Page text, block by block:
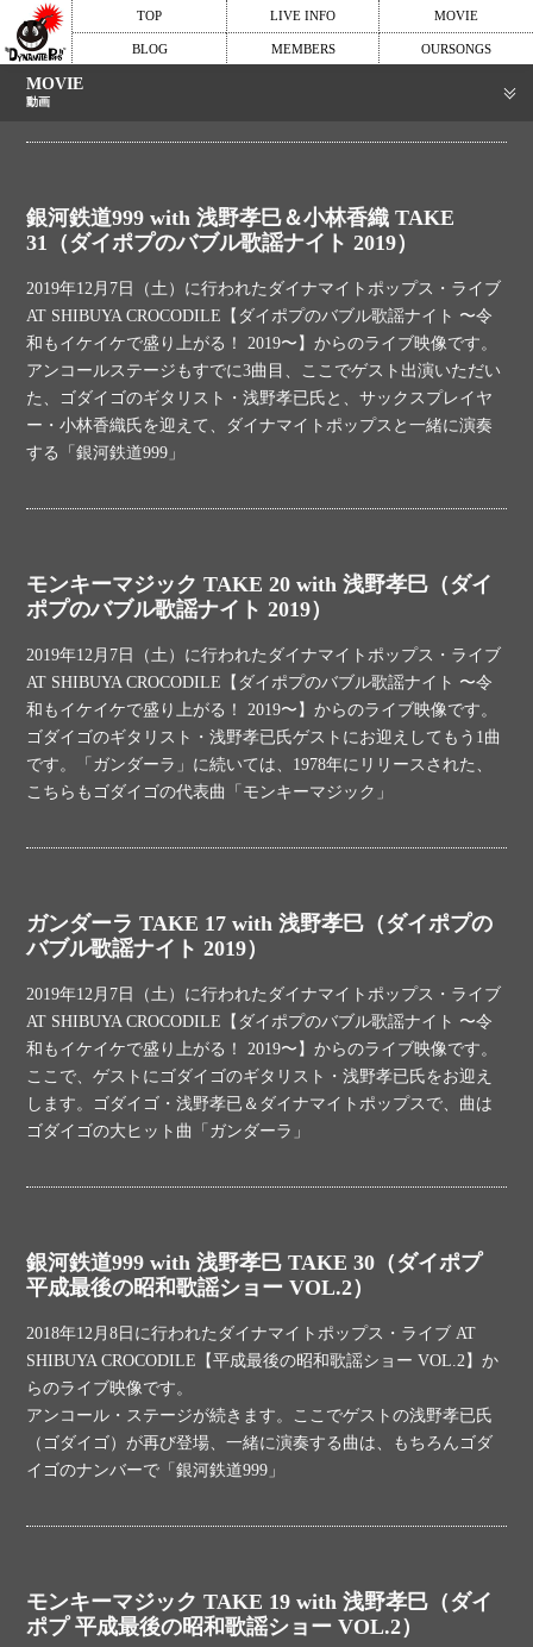
TOP LIVE INFO MOVIE
BLOG MEMBERS OURSONGS
MOVIE
動画
銀河鉄道999 with 浅野孝巳＆小林香織 TAKE
31（ダイポプのバブル歌謡ナイト 2019）
2019年12月7日（土）に行われたダイナマイトポップス・ライブ
AT SHIBUYA CROCODILE【ダイポプのバブル歌謡ナイト 〜令
和もイケイケで盛り上がる！ 2019〜】からのライブ映像です。
アンコールステージもすでに3曲目、ここでゲスト出演いただい
た、ゴダイゴのギタリスト・浅野孝已氏と、サックスプレイヤ
ー・小林香織氏を迎えて、ダイナマイトポップスと一緒に演奏
する「銀河鉄道999」
モンキーマジック TAKE 20 with 浅野孝巳（ダイ
ポプのバブル歌謡ナイト 2019）
2019年12月7日（土）に行われたダイナマイトポップス・ライブ
AT SHIBUYA CROCODILE【ダイポプのバブル歌謡ナイト 〜令
和もイケイケで盛り上がる！ 2019〜】からのライブ映像です。
ゴダイゴのギタリスト・浅野孝已氏ゲストにお迎えしてもう1曲
です。「ガンダーラ」に続いては、1978年にリリースされた、
こちらもゴダイゴの代表曲「モンキーマジック」
ガンダーラ TAKE 17 with 浅野孝巳（ダイポプの
バブル歌謡ナイト 2019）
2019年12月7日（土）に行われたダイナマイトポップス・ライブ
AT SHIBUYA CROCODILE【ダイポプのバブル歌謡ナイト 〜令
和もイケイケで盛り上がる！ 2019〜】からのライブ映像です。
ここで、ゲストにゴダイゴのギタリスト・浅野孝已氏をお迎え
します。ゴダイゴ・浅野孝已＆ダイナマイトポップスで、曲は
ゴダイゴの大ヒット曲「ガンダーラ」
銀河鉄道999 with 浅野孝巳 TAKE 30（ダイポプ
平成最後の昭和歌謡ショー VOL.2）
2018年12月8日に行われたダイナマイトポップス・ライブ AT
SHIBUYA CROCODILE【平成最後の昭和歌謡ショー VOL.2】か
らのライブ映像です。
アンコール・ステージが続きます。ここでゲストの浅野孝已氏
（ゴダイゴ）が再び登場、一緒に演奏する曲は、もちろんゴダ
イゴのナンバーで「銀河鉄道999」
モンキーマジック TAKE 19 with 浅野孝巳（ダイ
ポプ 平成最後の昭和歌謡ショー VOL.2）